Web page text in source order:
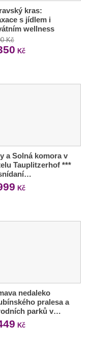
kras:
s jídlem i
wellness
Kč
Kč
a Solná komora v
Tauplitzerhof ***
Kč
nedaleko
pralesa a
parků v…
Kč